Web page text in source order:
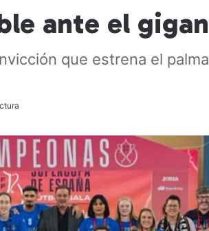
ante el
que estrena el